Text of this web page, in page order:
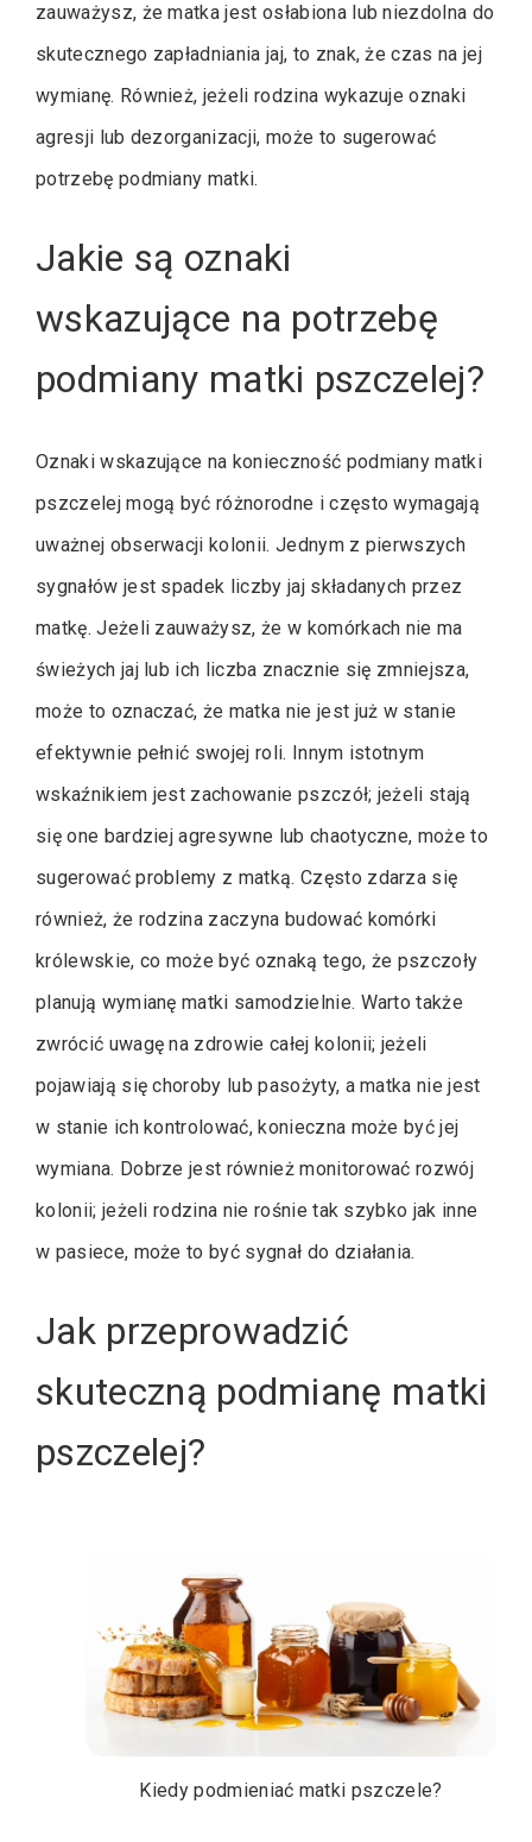
zauważysz, że matka jest osłabiona lub niezdolna do
skutecznego zapładniania jaj, to znak, że czas na jej
wymianę. Również, jeżeli rodzina wykazuje oznaki
agresji lub dezorganizacji, może to sugerować
potrzebę podmiany matki.
Jakie są oznaki
wskazujące na potrzebę
podmiany matki pszczelej?
Oznaki wskazujące na konieczność podmiany matki
pszczelej mogą być różnorodne i często wymagają
uważnej obserwacji kolonii. Jednym z pierwszych
sygnałów jest spadek liczby jaj składanych przez
matkę. Jeżeli zauważysz, że w komórkach nie ma
świeżych jaj lub ich liczba znacznie się zmniejsza,
może to oznaczać, że matka nie jest już w stanie
efektywnie pełnić swojej roli. Innym istotnym
wskaźnikiem jest zachowanie pszczół; jeżeli stają
się one bardziej agresywne lub chaotyczne, może to
sugerować problemy z matką. Często zdarza się
również, że rodzina zaczyna budować komórki
królewskie, co może być oznaką tego, że pszczoły
planują wymianę matki samodzielnie. Warto także
zwrócić uwagę na zdrowie całej kolonii; jeżeli
pojawiają się choroby lub pasożyty, a matka nie jest
w stanie ich kontrolować, konieczna może być jej
wymiana. Dobrze jest również monitorować rozwój
kolonii; jeżeli rodzina nie rośnie tak szybko jak inne
w pasiece, może to być sygnał do działania.
Jak przeprowadzić
skuteczną podmianę matki
pszczelej?
Kiedy podmieniać matki pszczele?